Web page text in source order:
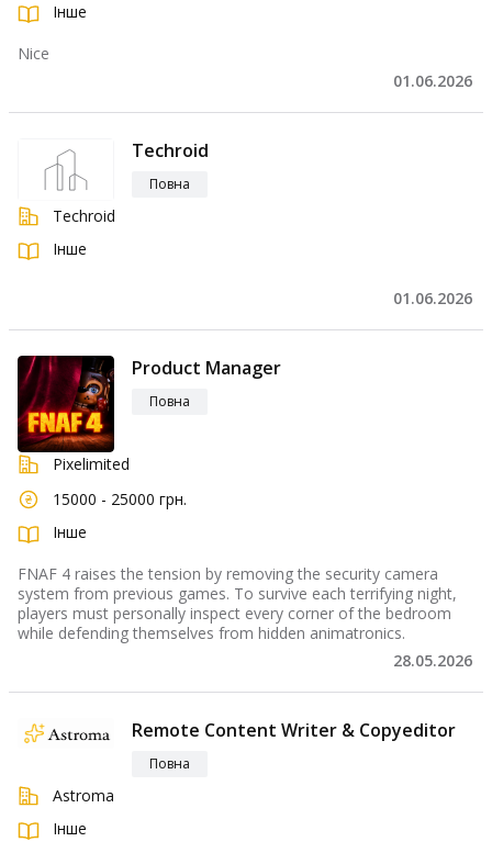
Інше
Nice
01.06.2026
Techroid
Повна
Techroid
Інше
01.06.2026
Product Manager
Повна
Pixelimited
15000 - 25000 грн.
Інше
FNAF 4 raises the tension by removing the security camera
system from previous games. To survive each terrifying night,
players must personally inspect every corner of the bedroom
while defending themselves from hidden animatronics.
28.05.2026
Remote Content Writer & Copyeditor
Повна
Astroma
Інше